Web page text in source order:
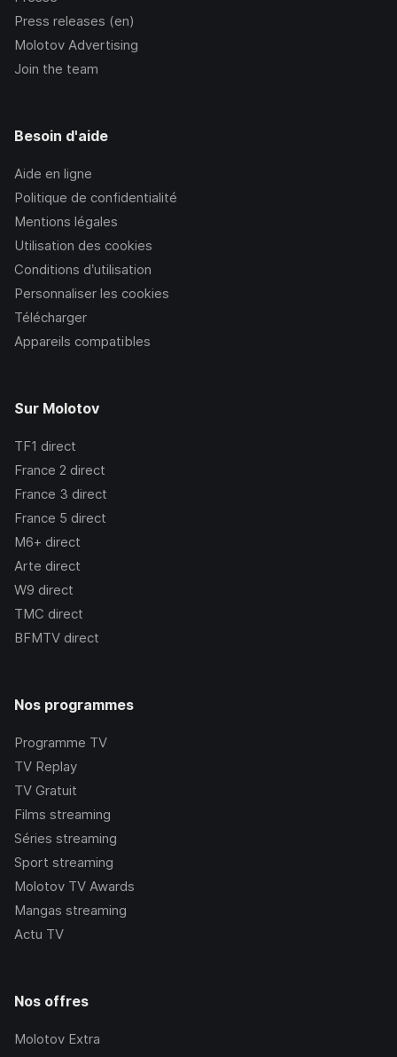
Press releases (en)
Molotov Advertising
Join the team
Besoin d'aide
Aide en ligne
Politique de confidentialité
Mentions légales
Utilisation des cookies
Conditions d’utilisation
Personnaliser les cookies
Télécharger
Appareils compatibles
Sur Molotov
TF1 direct
France 2 direct
France 3 direct
France 5 direct
M6+ direct
Arte direct
W9 direct
TMC direct
BFMTV direct
Nos programmes
Programme TV
TV Replay
TV Gratuit
Films streaming
Séries streaming
Sport streaming
Molotov TV Awards
Mangas streaming
Actu TV
Nos offres
Molotov Extra